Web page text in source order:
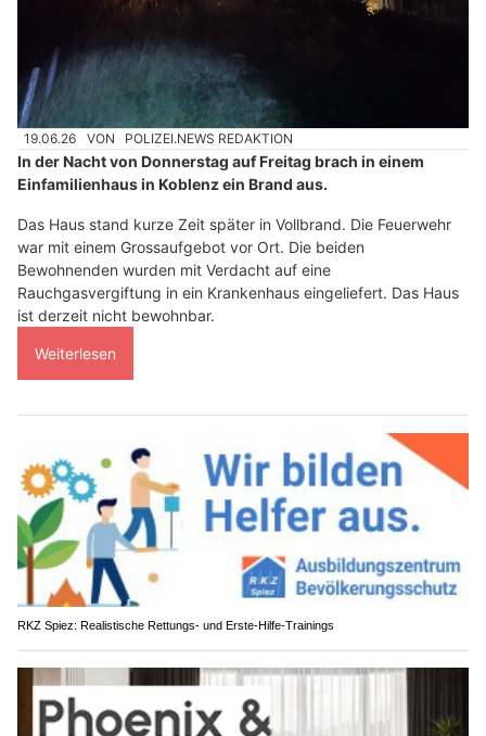
19.06.26 VON POLIZEI.NEWS REDAKTION
In der Nacht von Donnerstag auf Freitag brach in einem
Einfamilienhaus in Koblenz ein Brand aus.
Das Haus stand kurze Zeit später in Vollbrand. Die Feuerwehr
war mit einem Grossaufgebot vor Ort. Die beiden
Bewohnenden wurden mit Verdacht auf eine
Rauchgasvergiftung in ein Krankenhaus eingeliefert. Das Haus
ist derzeit nicht bewohnbar.
Weiterlesen
RKZ Spiez: Realistische Rettungs- und Erste-Hilfe-Trainings